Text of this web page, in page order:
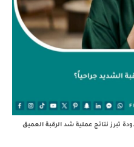
تبرز نتائج عملية شد الرقبة العميق